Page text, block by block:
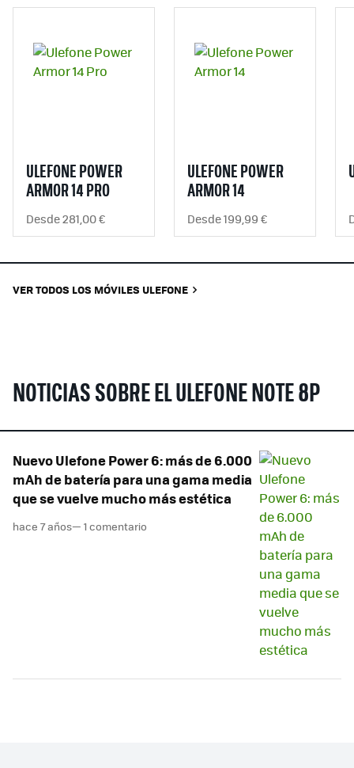
ULEFONE POWER
ARMOR 14 PRO
Desde 281,00 €
ULEFONE POWER
ARMOR 14
Desde 199,99 €
VER TODOS LOS MÓVILES ULEFONE
NOTICIAS SOBRE EL ULEFONE NOTE 8P
Nuevo Ulefone Power 6: más de 6.000
mAh de batería para una gama media
que se vuelve mucho más estética
hace 7 años— 1 comentario